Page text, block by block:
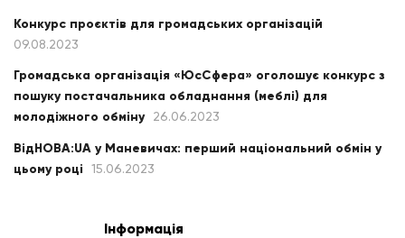
Конкурс проєктів для громадських організацій
09.08.2023
Громадська організація «ЮсСфера» оголошує конкурс з
пошуку постачальника обладнання (меблі) для
молодіжного обміну
26.06.2023
ВідНОВА:UA у Маневичах: перший національний обмін у
цьому році
15.06.2023
Інформація